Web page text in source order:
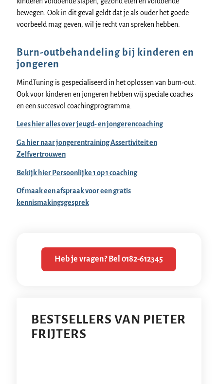
bewegen. Ook in dit geval geldt dat je als ouder het goede
voorbeeld mag geven, wil je recht van spreken hebben.
Burn-outbehandeling bij kinderen en
jongeren
MindTuning is gespecialiseerd in het oplossen van burn-out.
Ook voor kinderen en jongeren hebben wij speciale coaches
en een succesvol coachingprogramma.
Lees hier alles over jeugd- en jongerencoaching
Ga hier naar jongerentraining Assertiviteit en
Zelfvertrouwen
Bekijk hier Persoonlijke 1 op 1 coaching
Of maak een afspraak voor een gratis
kennismakingsgesprek
Heb je vragen? Bel 0182-612345
BESTSELLERS VAN PIETER
FRIJTERS